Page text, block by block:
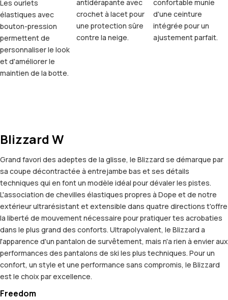
Les ourlets
élastiques avec
bouton-pression
permettent de
personnaliser le look
et d'améliorer le
maintien de la botte.
antidérapante avec
crochet à lacet pour
une protection sûre
contre la neige.
confortable munie
d'une ceinture
intégrée pour un
ajustement parfait.
Blizzard W
Grand favori des adeptes de la glisse, le Blizzard se démarque par
sa coupe décontractée à entrejambe bas et ses détails
techniques qui en font un modèle idéal pour dévaler les pistes.
L'association de chevilles élastiques propres à Dope et de notre
extérieur ultrarésistant et extensible dans quatre directions t'offre
la liberté de mouvement nécessaire pour pratiquer tes acrobaties
dans le plus grand des conforts. Ultrapolyvalent, le Blizzard a
l'apparence d'un pantalon de survêtement, mais n'a rien à envier aux
performances des pantalons de ski les plus techniques. Pour un
confort, un style et une performance sans compromis, le Blizzard
est le choix par excellence.
Freedom